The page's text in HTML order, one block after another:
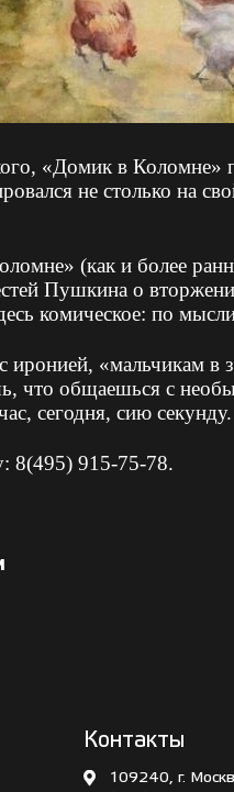
«Домик в Коломне»
не столько на
(как и более
Пушкина о
комическое: по
«мальчикам
что общаешься с
сегодня, сию секунду.
8(495) 915-75-78.
Контакты
109240, г.